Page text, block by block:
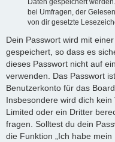
bei Umfragen, der
von dir gesetzte
Dein Passwort wird mit
gespeichert, so dass es
dieses Passwort nicht auf
verwenden. Das Passwort
Benutzerkonto für das
Insbesondere wird dich
Limited oder ein Dritter
fragen. Solltest du dein
die Funktion „Ich habe